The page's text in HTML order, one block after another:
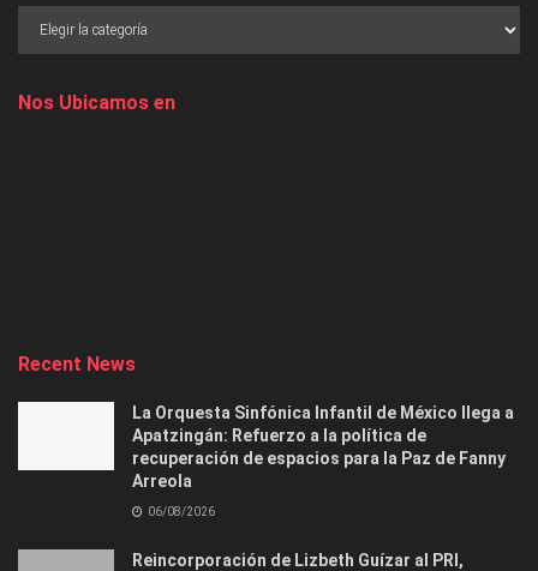
Nos Ubicamos en
Recent News
La Orquesta Sinfónica Infantil de México llega a
Apatzingán: Refuerzo a la política de
recuperación de espacios para la Paz de Fanny
Arreola
06/08/2026
Reincorporación de Lizbeth Guízar al PRI,